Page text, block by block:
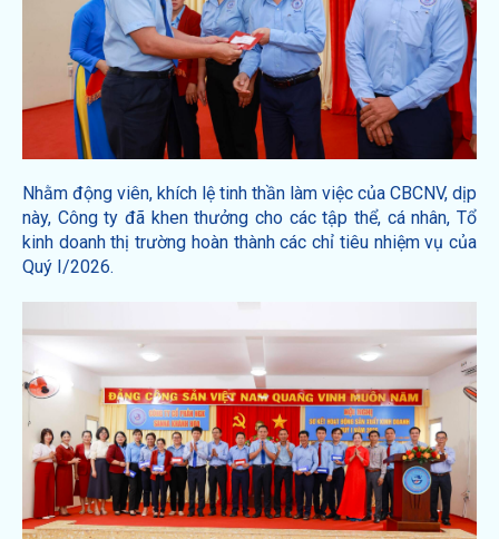
Nhằm động viên, khích lệ tinh thần làm việc của CBCNV, dịp
này, Công ty đã khen thưởng cho các tập thể, cá nhân, Tổ
kinh doanh thị trường hoàn thành các chỉ tiêu nhiệm vụ của
Quý I/2026.